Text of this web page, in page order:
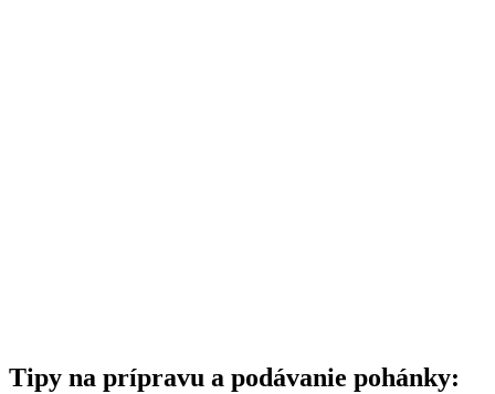
Tipy na prípravu a podávanie pohánky: